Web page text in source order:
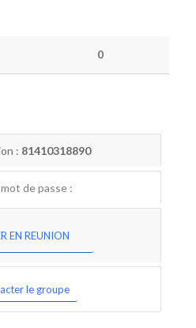
0
: 81410318890
de passe :
EN REUNION
le groupe